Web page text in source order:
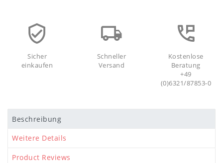
Sicher
einkaufen
Schneller
Versand
Kostenlose
Beratung
+49
(0)6321/87853-0
Beschreibung
Weitere Details
Product Reviews